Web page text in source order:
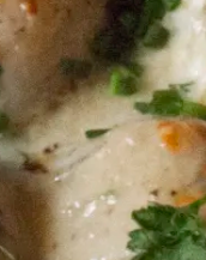
Kalla såser
Aioli
Dipp
Dressingar
Dressing